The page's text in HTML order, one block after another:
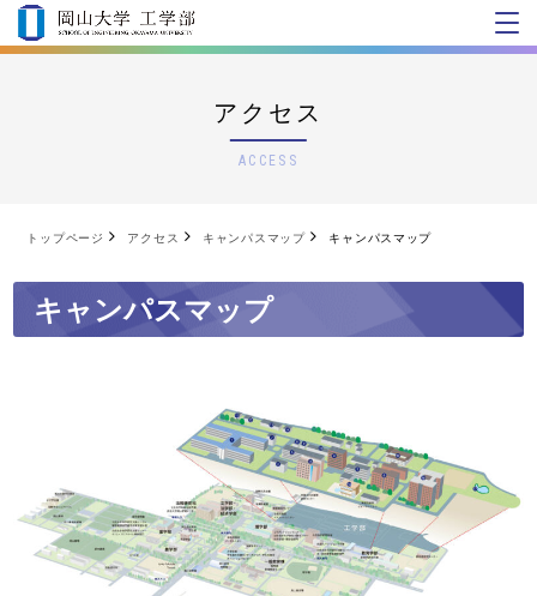
アクセス
ACCESS
トップページ アクセス キャンパスマップ キャンパスマップ
キャンパスマップ